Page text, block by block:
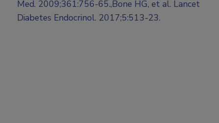
Med. 2009;361:756-65.,Bone HG, et al. Lancet
Diabetes Endocrinol. 2017;5:513-23.